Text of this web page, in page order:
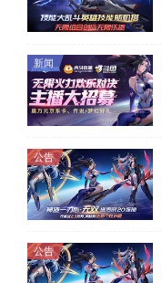
新闻
公告
公告